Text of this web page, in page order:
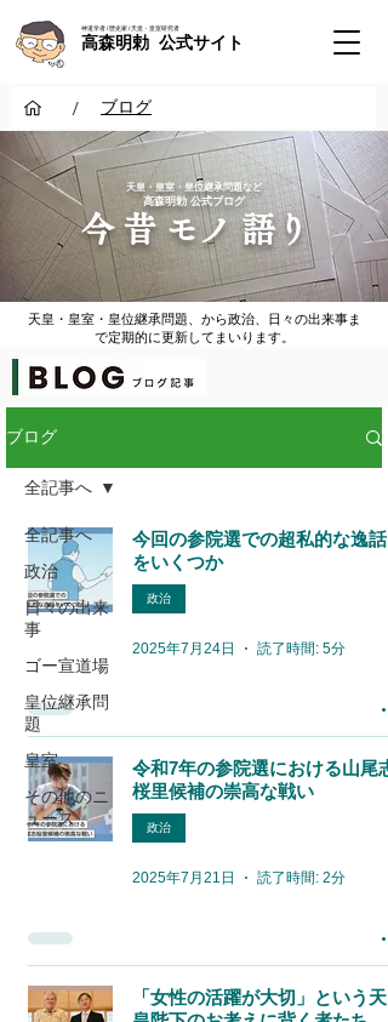
神道学者 / 歴史家 / 天皇・皇室研究者
高森明勅 公式サイト
/ ブログ
​天皇・皇室・皇位継承問題など
​高森明勅 公式ブログ
​今 昔 モノ 語り
天皇・皇室・皇位継承問題、から政治、日々の出来事ま
で定期的に更新してまいります。
ブログ
全記事へ
政治
日々の出来
事
ゴー宣道場
皇位継承問
題
皇室
その他のニ
ュース
全記事へ
今回の参院選での超私的な逸話
をいくつか
政治
2025年7月24日 読了時間: 5分
令和7年の参院選における山尾志
桜里候補の崇高な戦い
政治
2025年7月21日 読了時間: 2分
「女性の活躍が大切」という天